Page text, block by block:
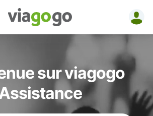
Billets -
Billet pour
concerts,
sur viagogo